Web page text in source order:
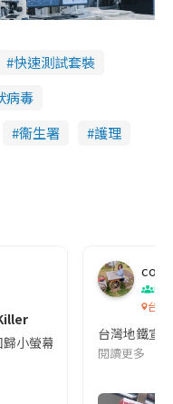
快速測試套裝
病毒
衞生署
護理
小螢幕啦!這次的劇本改編
co
吹
台灣
台灣地鐵宣
閱讀更多